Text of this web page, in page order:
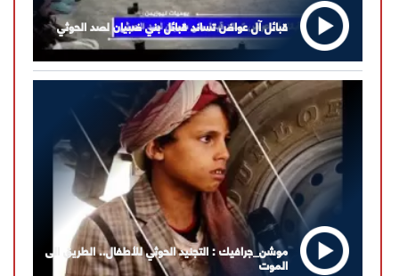
قبائل آل عواض تساند قبائل بني ضبيان لصد الحوثي
موشن_جرافيك : التجنيد الحوثي للأطفال.. الطريق الى
الموت